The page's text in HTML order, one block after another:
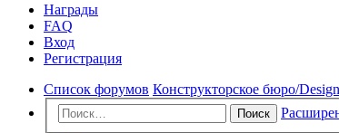
Награды
FAQ
Вход
Регистрация
Список форумов Конструкторское бюро/
Поиск